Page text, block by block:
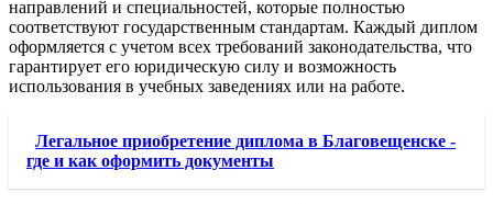
направлений и специальностей, которые полностью
соответствуют государственным стандартам. Каждый диплом
оформляется с учетом всех требований законодательства, что
гарантирует его юридическую силу и возможность
использования в учебных заведениях или на работе.
Легальное приобретение диплома в Благовещенске -
где и как оформить документы